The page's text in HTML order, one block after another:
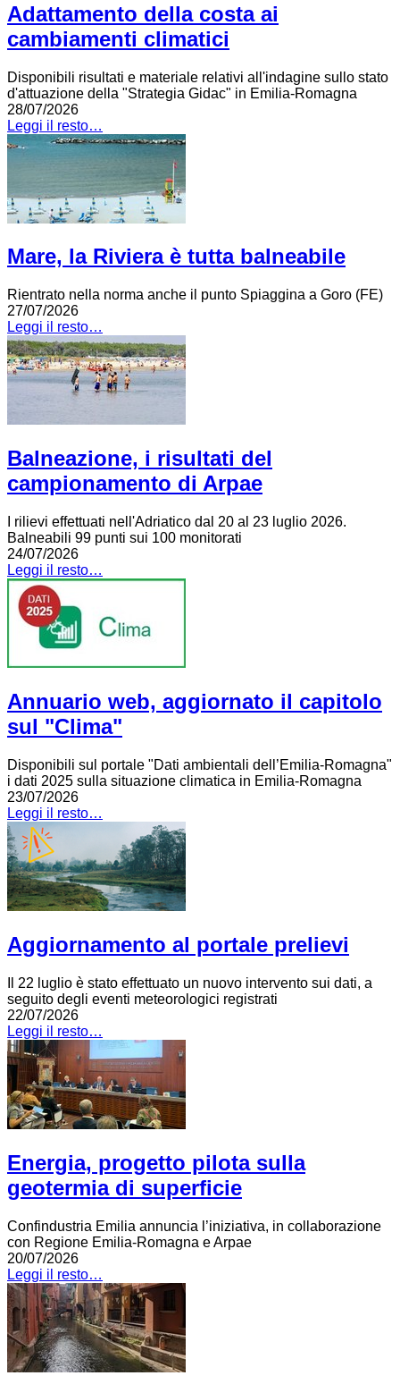
Adattamento della costa ai
cambiamenti climatici
Disponibili risultati e materiale relativi all'indagine sullo stato
d'attuazione della "Strategia Gidac" in Emilia-Romagna
28/07/2026
Leggi il resto…
Mare, la Riviera è tutta balneabile
Rientrato nella norma anche il punto Spiaggina a Goro (FE)
27/07/2026
Leggi il resto…
Balneazione, i risultati del
campionamento di Arpae
I rilievi effettuati nell'Adriatico dal 20 al 23 luglio 2026.
Balneabili 99 punti sui 100 monitorati
24/07/2026
Leggi il resto…
Annuario web, aggiornato il capitolo
sul "Clima"
Disponibili sul portale "Dati ambientali dell’Emilia-Romagna"
i dati 2025 sulla situazione climatica in Emilia-Romagna
23/07/2026
Leggi il resto…
Aggiornamento al portale prelievi
Il 22 luglio è stato effettuato un nuovo intervento sui dati, a
seguito degli eventi meteorologici registrati
22/07/2026
Leggi il resto…
Energia, progetto pilota sulla
geotermia di superficie
Confindustria Emilia annuncia l’iniziativa, in collaborazione
con Regione Emilia-Romagna e Arpae
20/07/2026
Leggi il resto…